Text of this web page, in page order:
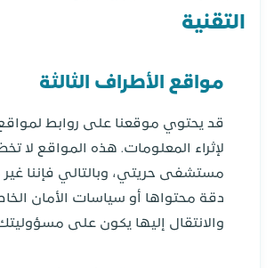
التقنية
مواقع الأطراف الثالثة
قد يحتوي موقعنا على روابط
لإثراء المعلومات. هذه المواقع لا
مستشفى حريتي، وبالتالي فإننا
دقة محتواها أو سياسات الأمان
والانتقال إليها يكون على